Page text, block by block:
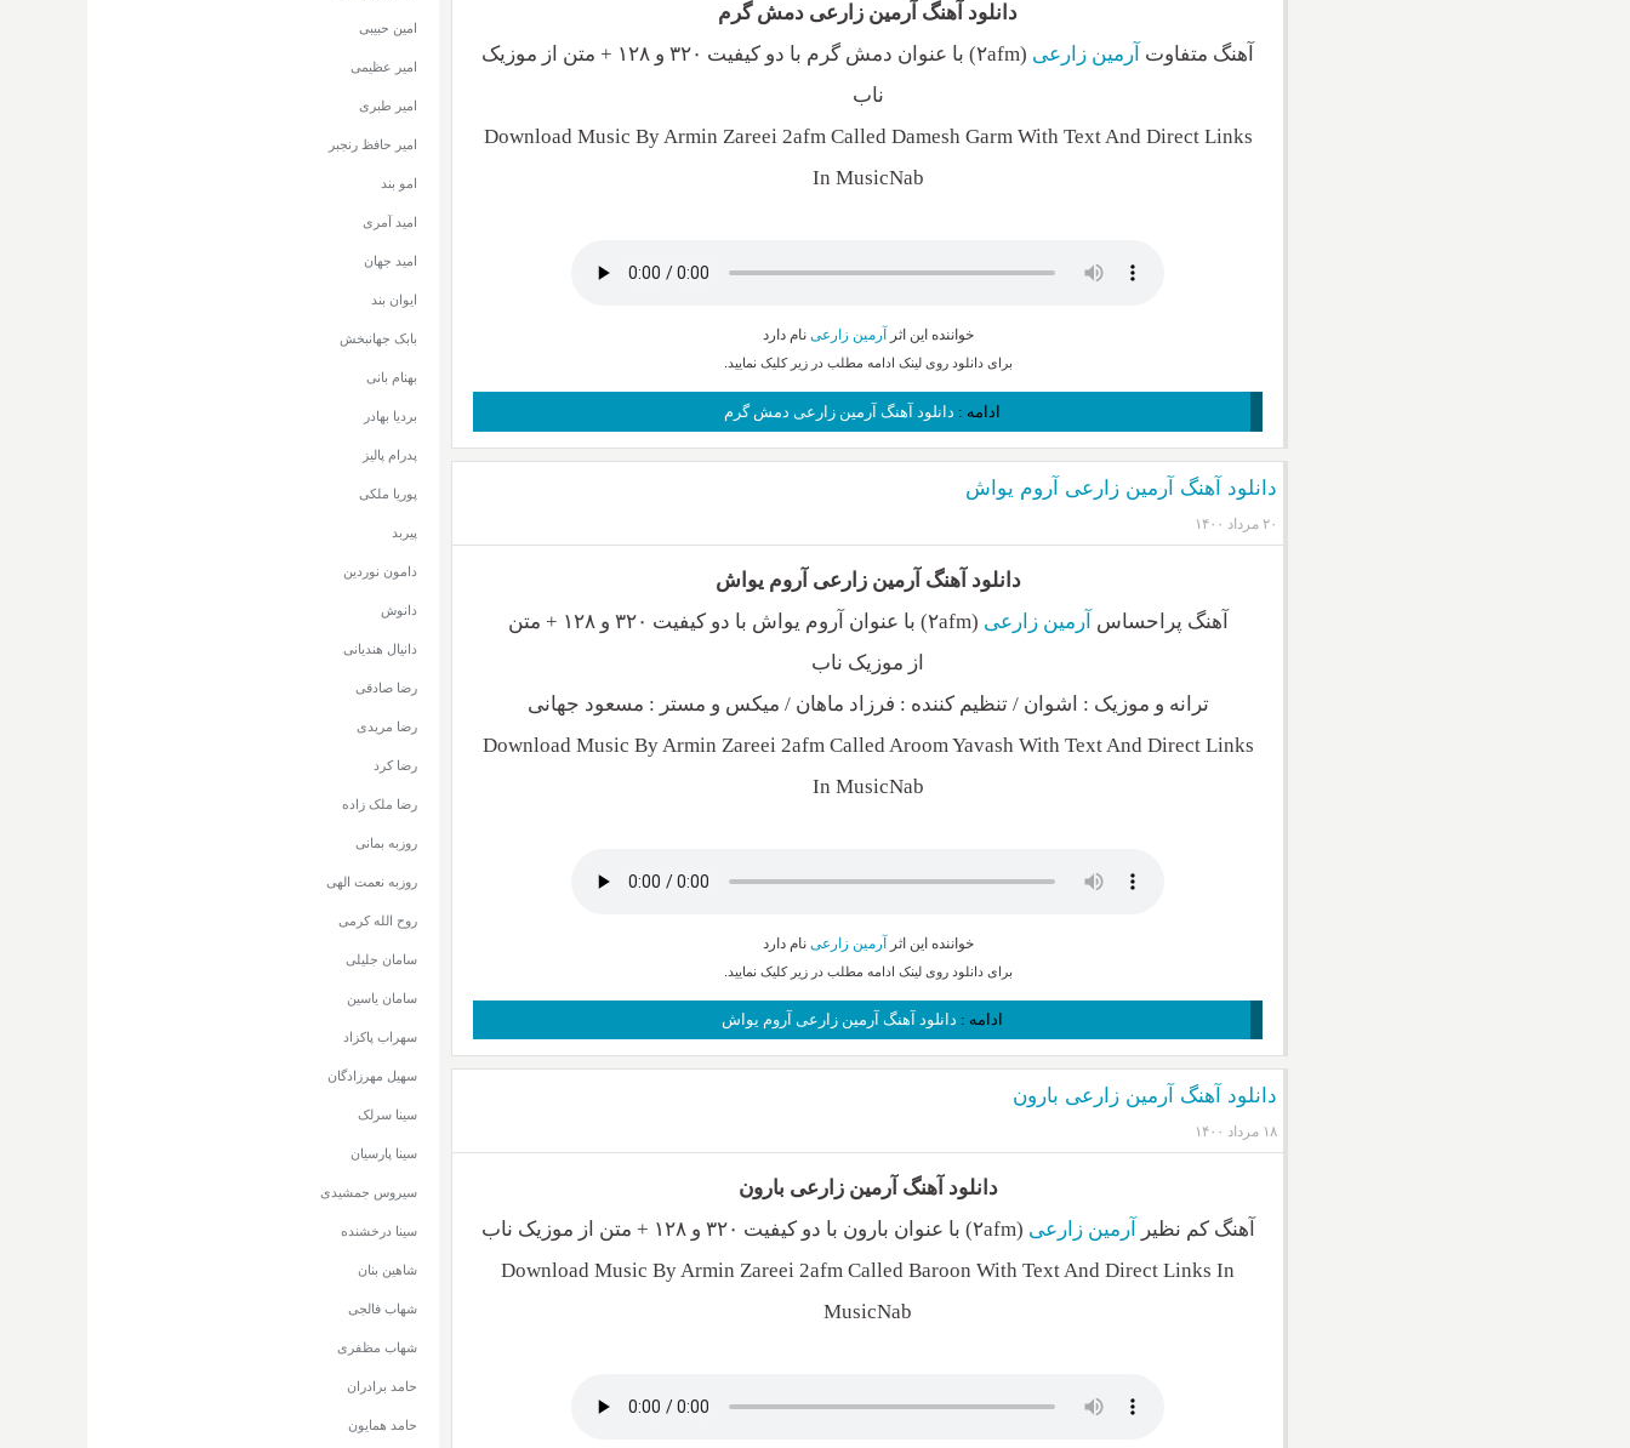
دانلود آهنگ آرمین زارعی دمش گرم
آهنگ متفاوت آرمین زارعی
(۲afm) با عنوان دمش گرم با دو کیفیت ۳۲۰ و ۱۲۸ + متن از موزیک
ناب
Download Music By Armin Zareei 2afm Called Damesh Garm With Text And Direct Links
In MusicNab
خواننده این اثر آرمین زارعی نام دارد
برای دانلود روی لینک ادامه مطلب در زیر کلیک نمایید.
ادامه : دانلود آهنگ آرمین زارعی دمش گرم
دانلود آهنگ آرمین زارعی آروم یواش
۲۰ مرداد ۱۴۰۰
دانلود آهنگ آرمین زارعی آروم یواش
آهنگ پراحساس آرمین زارعی
(۲afm) با عنوان آروم یواش با دو کیفیت ۳۲۰ و ۱۲۸ + متن
از موزیک ناب
ترانه و موزیک : اشوان / تنظیم کننده : فرزاد ماهان / میکس و مستر : مسعود جهانی
Download Music By Armin Zareei 2afm Called Aroom Yavash With Text And Direct Links
In MusicNab
خواننده این اثرآرمین زارعی نام دارد
برای دانلود روی لینک ادامه مطلب در زیر کلیک نمایید.
ادامه : دانلود آهنگ آرمین زارعی آروم یواش
دانلود آهنگ آرمین زارعی بارون
۱۸ مرداد ۱۴۰۰
دانلود آهنگ آرمین زارعی بارون
آهنگ کم نظیر
آرمین زارعی (۲afm) با عنوان بارون با دو کیفیت ۳۲۰ و ۱۲۸ + متن از موزیک ناب
Download Music By Armin Zareei 2afm Called Baroon With Text And Direct Links In
MusicNab
امین حبیبی
امیر عظیمی
امیر طبری
امیر حافظ رنجبر
امو بند
امید آمری
امید جهان
ایوان بند
بابک جهانبخش
بهنام بانی
بردیا بهادر
پدرام پالیز
پوریا ملکی
پیربد
دامون نوردین
دانوش
دانیال هندیانی
رضا صادقی
رضا مریدی
رضا کرد
رضا ملک زاده
روزبه بمانی
روزبه نعمت الهی
روح الله کرمی
سامان جلیلی
سامان یاسین
سهراب پاکزاد
سهیل مهرزادگان
سینا سرلک
سینا پارسیان
سیروس جمشیدی
سینا درخشنده
شاهین بنان
شهاب فالجی
شهاب مظفری
حامد برادران
حامد همایون